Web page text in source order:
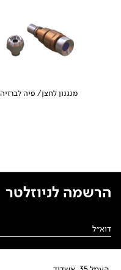
מנגנון לחצן/ פיה לברזיה
הרשמה לניוזלטר